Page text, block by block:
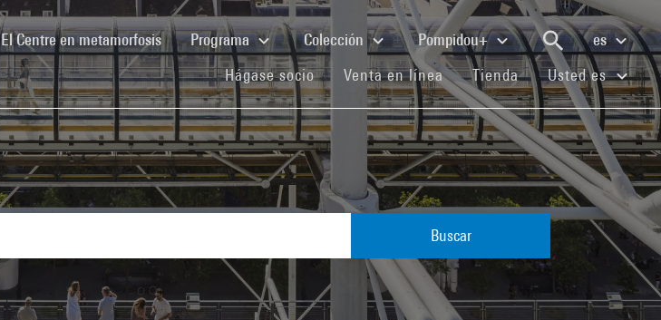
El Centre en metamorfosis(current)Programa Colección Pompidou+
es
Hágase socio(current)Venta en línea(current)
Tienda(current)Usted es
Buscar